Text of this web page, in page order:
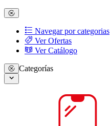
Navegar por categorias
Ver Ofertas
Ver Catálogo
Categorías